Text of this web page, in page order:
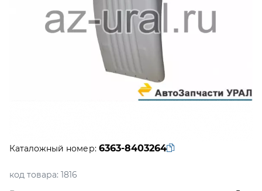
Каталожный номер: 6363-8403264
код товара: 1816